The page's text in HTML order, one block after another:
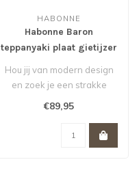
HABONNE
Habonne Baron
teppanyaki plaat gietijzer
25x38 cm zwart
Hou jij van modern design
en zoek je een strakke
teppanyaki plaat? Ga dan
€89,95